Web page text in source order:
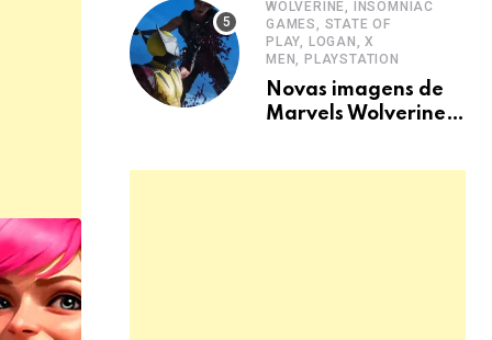
WOLVERINE, INSOMNIAC
GAMES, STATE OF
PLAY, LOGAN, X
MEN, PLAYSTATION
Novas imagens de
Marvels Wolverine